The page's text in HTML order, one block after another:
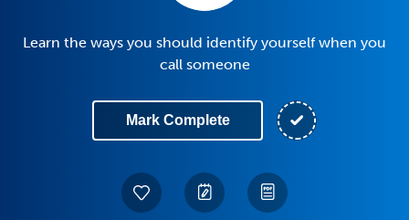
Learn the ways you should identify yourself when you
call someone
Mark Complete